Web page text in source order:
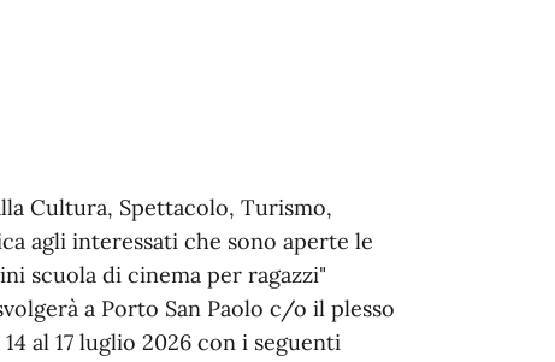
Cultura, Spettacolo, Turismo,
agli interessati che sono aperte le
scuola di cinema per ragazzi"
a Porto San Paolo c/o il plesso
al 17 luglio 2026 con i seguenti